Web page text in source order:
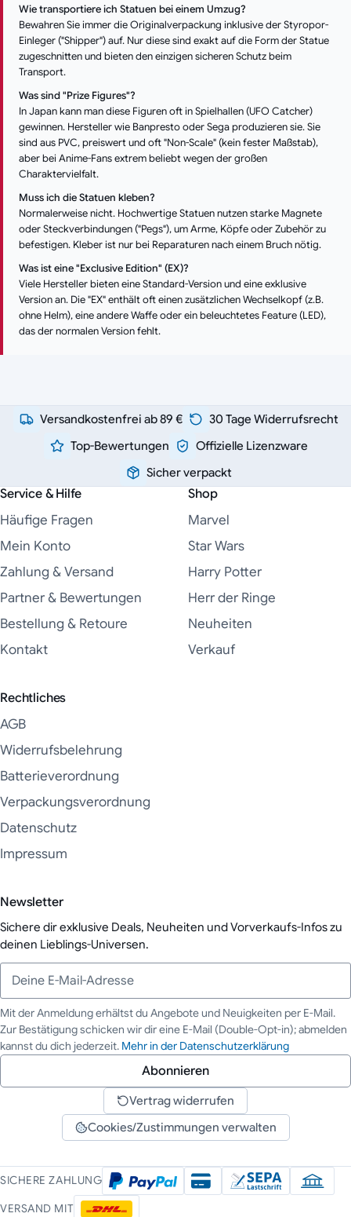
Wie transportiere ich Statuen bei einem Umzug?
Bewahren Sieimmerdie Originalverpackung inklusive der Styropor-
Einleger ("Shipper") auf. Nur diese sind exakt auf die Form der Statue
zugeschnitten und bieten den einzigen sicheren Schutz beim
Transport.
Was sind "Prize Figures"?
In Japan kann man diese Figuren oft in Spielhallen (UFO Catcher)
gewinnen. Hersteller wie Banpresto oder Sega produzieren sie. Sie
sind aus PVC, preiswert und oft "Non-Scale" (kein fester Maßstab),
aber bei Anime-Fans extrem beliebt wegen der großen
Charaktervielfalt.
Muss ich die Statuen kleben?
Normalerweise nicht. Hochwertige Statuen nutzen starke Magnete
oder Steckverbindungen ("Pegs"), um Arme, Köpfe oder Zubehör zu
befestigen. Kleber ist nur bei Reparaturen nach einem Bruch nötig.
Was ist eine "Exclusive Edition" (EX)?
Viele Hersteller bieten eine Standard-Version und eine exklusive
Version an. Die "EX" enthält oft einen zusätzlichen Wechselkopf (z.B.
ohne Helm), eine andere Waffe oder ein beleuchtetes Feature (LED),
das der normalen Version fehlt.
Versandkostenfrei ab 89 €
30 Tage Widerrufsrecht
Top-Bewertungen
Offizielle Lizenzware
Sicher verpackt
Service & Hilfe
Häufige Fragen
Mein Konto
Zahlung & Versand
Partner & Bewertungen
Bestellung & Retoure
Kontakt
Shop
Marvel
Star Wars
Harry Potter
Herr der Ringe
Neuheiten
Verkauf
Rechtliches
AGB
Widerrufsbelehrung
Batterieverordnung
Verpackungsverordnung
Datenschutz
Impressum
Newsletter
Sichere dir exklusive Deals, Neuheiten und Vorverkaufs-Infos zu
deinen Lieblings-Universen.
Deine E-Mail-Adresse
Mit der Anmeldung erhältst du Angebote und Neuigkeiten per E-Mail.
Zur Bestätigung schicken wir dir eine E-Mail (Double-Opt-in); abmelden
kannst du dich jederzeit. Mehr in der Datenschutzerklärung
Abonnieren
Vertrag widerrufen
Cookies/Zustimmungen verwalten
SICHERE ZAHLUNG
VERSAND MIT